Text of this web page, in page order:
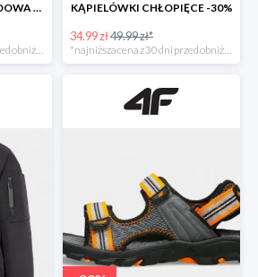
KURTKA SNOWBOARDOWA CHŁOPIĘCA -28%
*najniższa cena z 30 dni przed obniżką
KĄPIELÓWKI CHŁOPIĘCE -30%
34.99 zł49.99 zł*
*najniższa cena z 30 dni przed obniżką